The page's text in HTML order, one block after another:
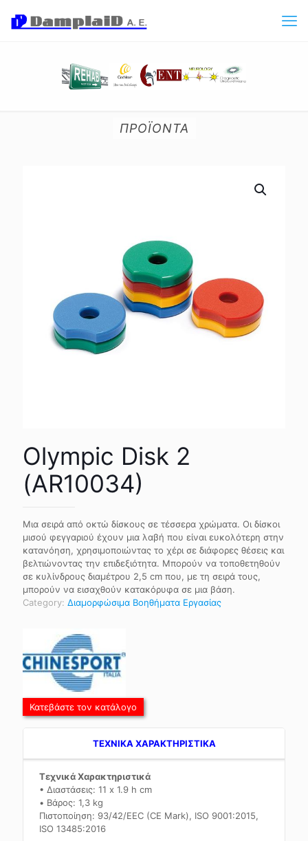
ΠΡΟΪΟΝΤΑ
Olympic Disk 2
(AR10034)
Μια σειρά από οκτώ δίσκους σε τέσσερα χρώματα. Οι δίσκοι
μισού φεγγαριού έχουν μια λαβή που είναι ευκολότερη στην
κατανόηση, χρησιμοποιώντας το χέρι σε διάφορες θέσεις και
βελτιώνοντας την επιδεξιότητα. Μπορούν να τοποθετηθούν
σε κυλίνδρους διαμέτρου 2,5 cm που, με τη σειρά τους,
μπορούν να εισαχθούν κατακόρυφα σε μια βάση.
Category: Διαμορφώσιμα Βοηθήματα Εργασίας
Κατεβάστε τον κατάλογο
TEXNIKA ΧΑΡΑΚΤΗΡΙΣΤΙΚΑ
Τεχνικά Χαρακτηριστικά
• Διαστάσεις: 11 x 1.9 h cm
• Βάρος: 1,3 kg
Πιστοποίηση: 93/42/EEC (CE Mark), ISO 9001:2015,
ISO 13485:2016